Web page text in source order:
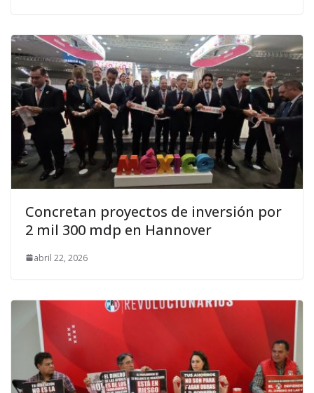
Concretan proyectos de inversión por
2 mil 300 mdp en Hannover
abril 22, 2026